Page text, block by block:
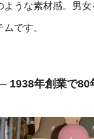
ような素材感。男
ムです。
1938年創業で80